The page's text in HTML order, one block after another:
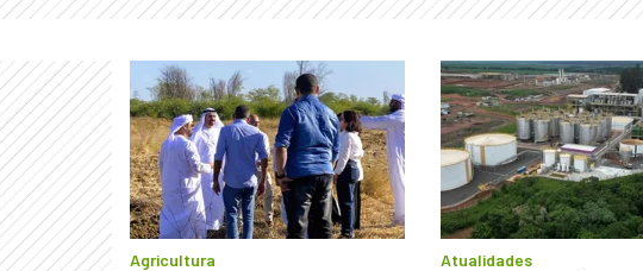
Agricultura Atualidades